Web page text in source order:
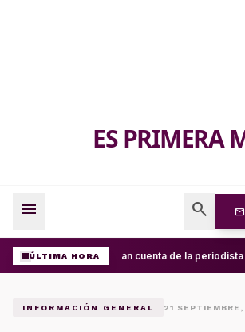
ES PRIMERA
menu search mail
ÚLTIMA HORA Roban cuenta de la
INFORMACIÓN GENERAL 21